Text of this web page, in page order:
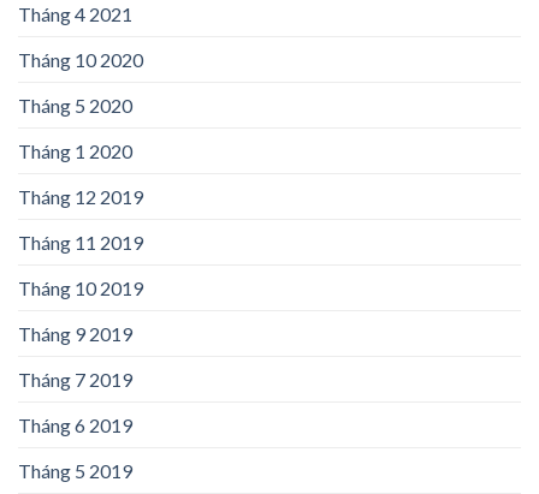
Tháng 4 2021
Tháng 10 2020
Tháng 5 2020
Tháng 1 2020
Tháng 12 2019
Tháng 11 2019
Tháng 10 2019
Tháng 9 2019
Tháng 7 2019
Tháng 6 2019
Tháng 5 2019